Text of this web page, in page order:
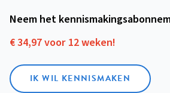
Neem het
€ 34,97 voor 12 weken!
IK WIL KENNISMAKEN